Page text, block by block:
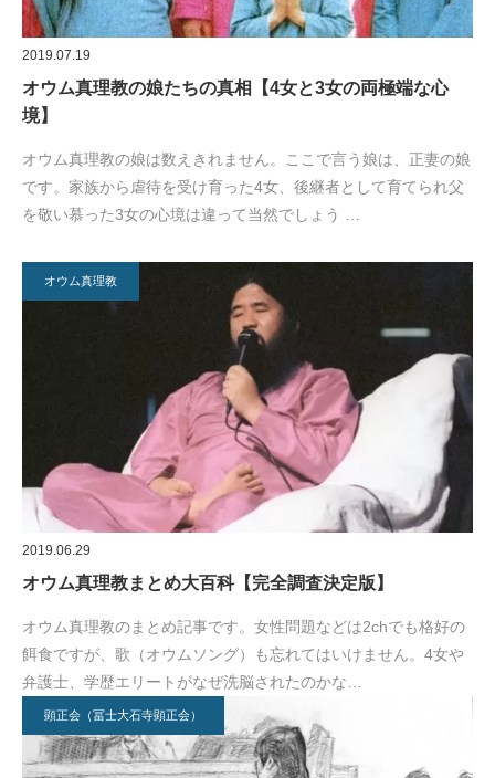
2019.07.19
オウム真理教の娘たちの真相【4女と3女の両極端な心
境】
オウム真理教の娘は数えきれません。ここで言う娘は、正妻の娘
です。家族から虐待を受け育った4女、後継者として育てられ父
を敬い慕った3女の心境は違って当然でしょう …
オウム真理教
2019.06.29
オウム真理教まとめ大百科【完全調査決定版】
オウム真理教のまとめ記事です。女性問題などは2chでも格好の
餌食ですが、歌（オウムソング）も忘れてはいけません。4女や
弁護士、学歴エリートがなぜ洗脳されたのかな…
顕正会（冨士大石寺顕正会）